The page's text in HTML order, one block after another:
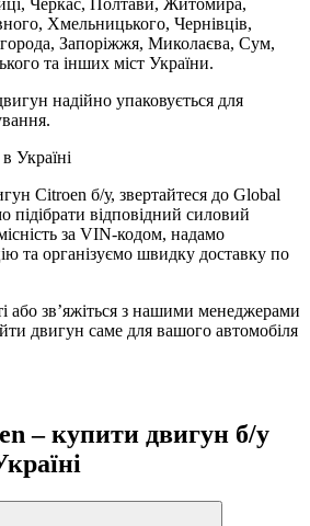
Черкас, Полтави, Житомира,
Хмельницького, Чернівців,
Запоріжжя, Миколаєва, Сум,
та інших міст України.
надійно упаковується для
Україні
Citroen б/у, звертайтеся до Global
відповідний силовий
за VIN-кодом, надамо
та організуємо швидку доставку по
або зв’яжіться з нашими менеджерами
двигун саме для вашого автомобіля
– купити двигун б/у